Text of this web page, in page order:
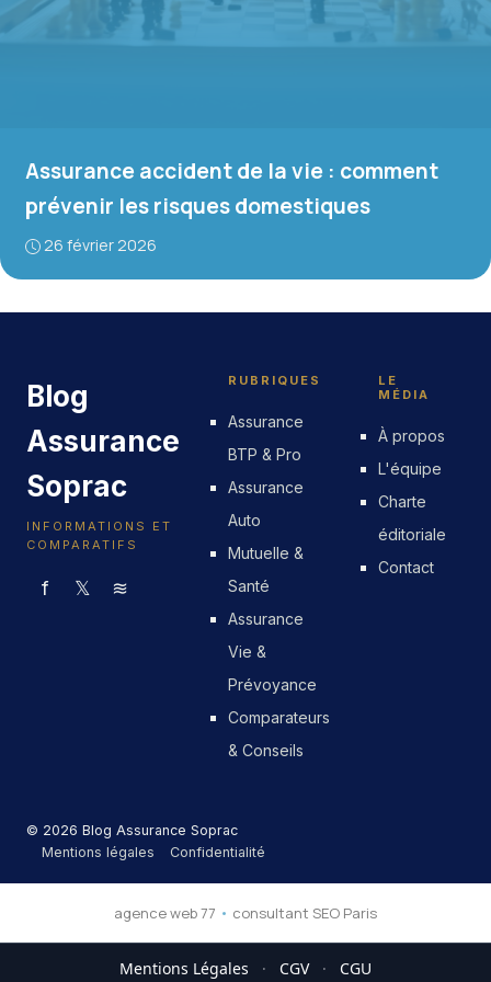
Assurance accident de la vie : comment
prévenir les risques domestiques
26 février 2026
Blog
Assurance
Soprac
INFORMATIONS ET
COMPARATIFS
f 𝕏 ≋
RUBRIQUES
Assurance
BTP & Pro
Assurance
Auto
Mutuelle &
Santé
Assurance
Vie &
Prévoyance
Comparateurs
& Conseils
LE
MÉDIA
À propos
L'équipe
Charte
éditoriale
Contact
© 2026 Blog Assurance Soprac
Mentions légales
Confidentialité
agence web 77 • consultant SEO Paris
Mentions Légales · CGV · CGU